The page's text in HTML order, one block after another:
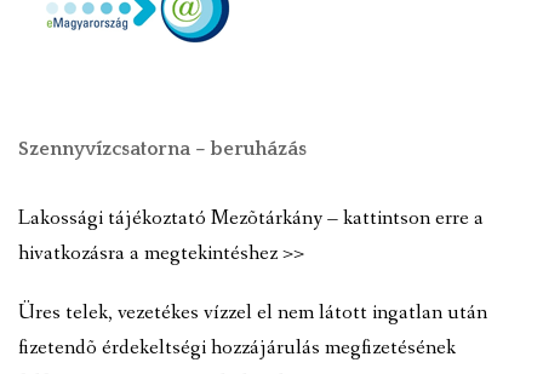
Szennyvízcsatorna – beruházás
Lakossági tájékoztató Mezõtárkány – kattintson erre a
hivatkozásra a megtekintéshez >>
Üres telek, vezetékes vízzel el nem látott ingatlan után
fizetendõ érdekeltségi hozzájárulás megfizetésének